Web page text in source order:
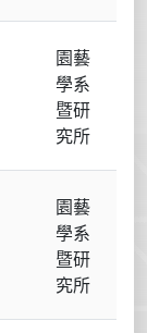
園藝
學系
暨研
究所
園藝
學系
暨研
究所